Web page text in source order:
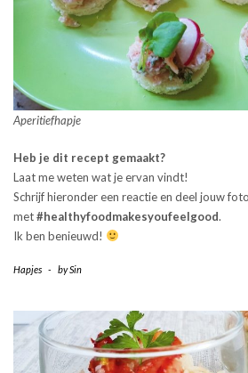
Aperitiefhapje
Heb je dit recept gemaakt?
Laat me weten wat je ervan vindt!
Schrijf hieronder een reactie en deel jouw
met#healthyfoodmakesyoufeelgood.
Ik ben benieuwd!
Hapjes - bySin